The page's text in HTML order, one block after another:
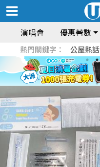
演唱會 優惠著數
熱門關鍵字： 公屋熱話